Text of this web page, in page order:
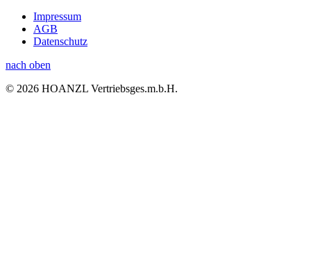
Impressum
AGB
Datenschutz
nach oben
© 2026 HOANZL Vertriebsges.m.b.H.